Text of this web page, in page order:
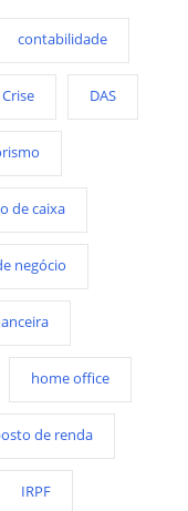
contabilidade
Crise DAS
de caixa
negócio
home office
de renda
IRPF